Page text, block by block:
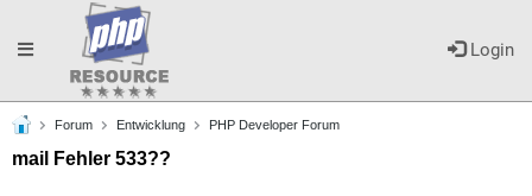
Login
Toggle
navigation
Forum Entwicklung PHP Developer Forum
mail Fehler 533??